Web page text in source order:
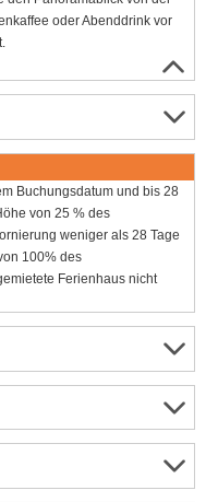
oder Abenddrink vor
Buchungsdatum und bis 28
von 25 % des
weniger als 28 Tage
100% des
Ferienhaus nicht